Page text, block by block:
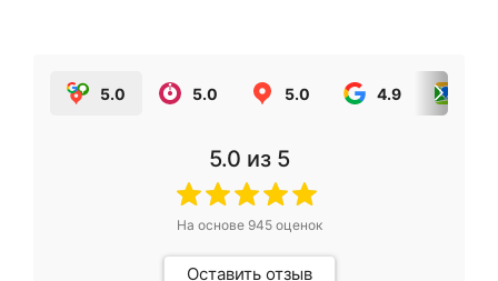
5.0 5.0 5.0 4.9
5.0 из 5
На основе 945оценок
Оставить отзыв